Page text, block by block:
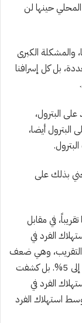
حينها لن
والمشكلة الكبرى
بل كل إسرافنا
البترول،
أيضا،
بذلك على
للماء 380 لترا يوميا تقريباً، في مقابل
معدل استهلاك الفرد في
على وجه التقريب، وهي ضعف
معدل استهلاك الفرد عالميا! مع زيادة سنوية تصل إلى 5%. بل كشفت
الفرد في
استهلاك الفرد